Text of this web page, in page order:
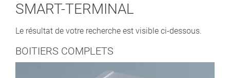
SMART-TERMINAL
Le résultat de votre recherche est visible ci-dessous.
BOITIERS COMPLETS